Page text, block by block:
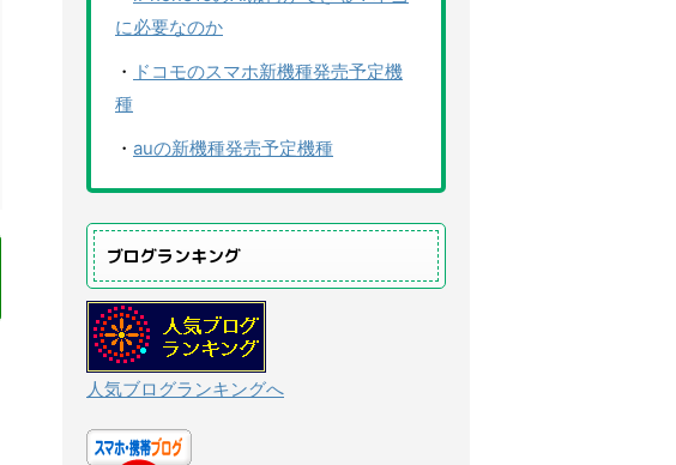
に必要なのか
・ ドコモのスマホ新機種発売予定機
種
・ auの新機種発売予定機種
ブログランキング
人気ブログランキングへ